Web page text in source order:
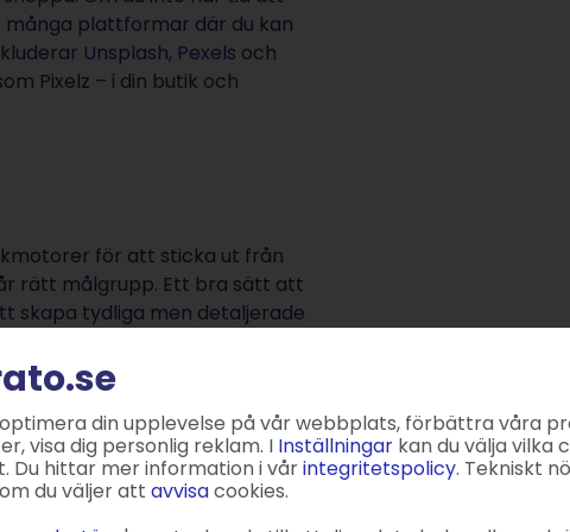
många plattformar där du kan
Unsplash, Pexels och
Pixelz – i din butik och
för att sticka ut från
rätt målgrupp. Ett bra sätt att
skapa tydliga men detaljerade
och helst även
det vill säga så kallade
rätt nyckelord och
om att förbättra din SEO-
din upplevelse på vår webbplats, förbättra våra
visa dig personlig reklam. I Inställningarkan du välja vilka
Du hittar mer information i vårintegritetspolicy. Tekniskt
du väljer att avvisacookies.